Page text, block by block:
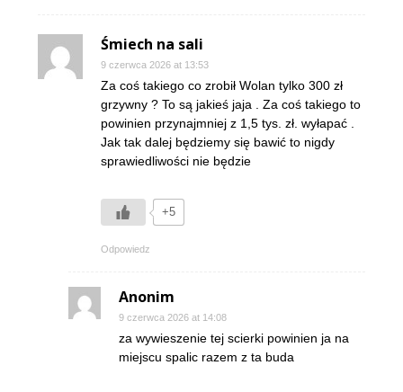
Śmiech na sali
9 czerwca 2026 at 13:53
Za coś takiego co zrobił Wolan tylko 300 zł
grzywny ? To są jakieś jaja . Za coś takiego to
powinien przynajmniej z 1,5 tys. zł. wyłapać .
Jak tak dalej będziemy się bawić to nigdy
sprawiedliwości nie będzie
+5
Odpowiedz
Anonim
9 czerwca 2026 at 14:08
za wywieszenie tej scierki powinien ja na
miejscu spalic razem z ta buda